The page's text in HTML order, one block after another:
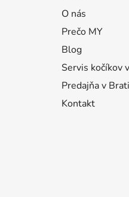
O nás
Prečo MY
Blog
Servis kočíkov
Predajňa v
Kontakt